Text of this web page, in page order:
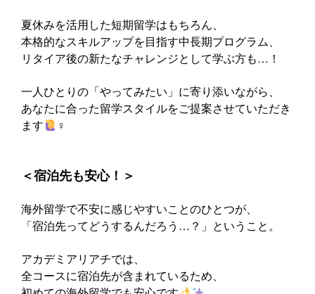
夏休みを活用した短期留学はもちろん、
本格的なスキルアップを目指す中長期プログラム、
リタイア後の新たなチャレンジとして学ぶ方も…！
一人ひとりの「やってみたい」に寄り添いながら、
あなたに合った留学スタイルをご提案させていただき
ます
‍♀️
‍＜宿泊先も安心！＞
海外留学で不安に感じやすいことのひとつが、
「宿泊先ってどうするんだろう…？」ということ。
アカデミアリアチでは、
全コースに宿泊先が含まれているため、